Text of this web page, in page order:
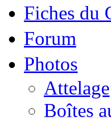
Fiches du
Forum
Photos
Attelage
Boîtes